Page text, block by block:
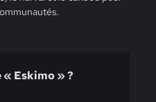
« Eskimo » ?